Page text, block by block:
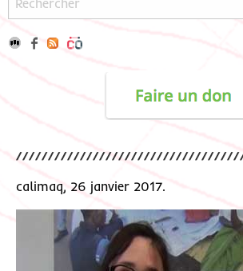
calimaq, 26 janvier 2017.